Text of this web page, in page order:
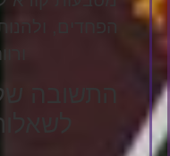
הפחדים,
התשובה